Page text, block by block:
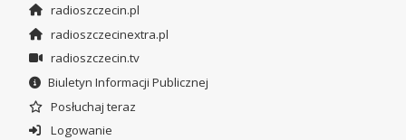
radioszczecin.pl
radioszczecinextra.pl
radioszczecin.tv
Biuletyn Informacji Publicznej
Posłuchaj teraz
Logowanie